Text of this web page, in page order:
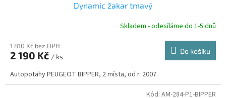
R
Dynamic žakar tmavý
Skladem - odesíláme do 1-5 dnů
1 810 Kč bez DPH
2 190 Kč / ks
Do košíku
Autopotahy PEUGEOT BIPPER, 2 místa, od r. 2007.
Kód: AM-284-P1-BIPPER